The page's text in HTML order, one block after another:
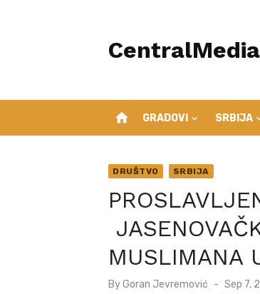
CentralMedia
home GRADOVI SRBIJA
DRUŠTVO SRBIJA
MUSLIMANA
ByGoran Jevremović
Posted
Sep 7,